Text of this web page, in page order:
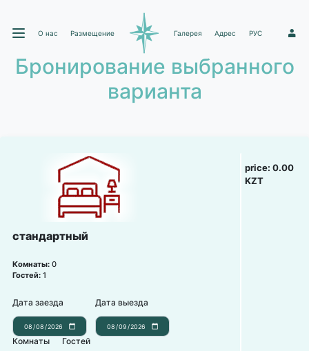
О нас Размещение Галерея Адрес РУС 1
Бронирование выбранного
варианта
стандартный
Комнаты: 0
Гостей: 1
Дата заезда Дата выезда
Комнаты Гостей
price:0.00
KZT